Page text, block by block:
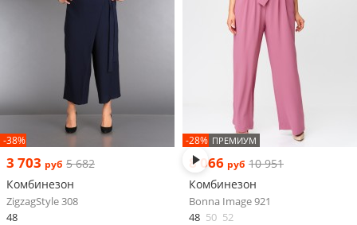
-38%
3 703 руб 5 682
Комбинезон
ZigzagStyle 308
48
-28% ПРЕМИУМ
8 066 руб 10 951
Комбинезон
Bonna Image 921
48 50 52